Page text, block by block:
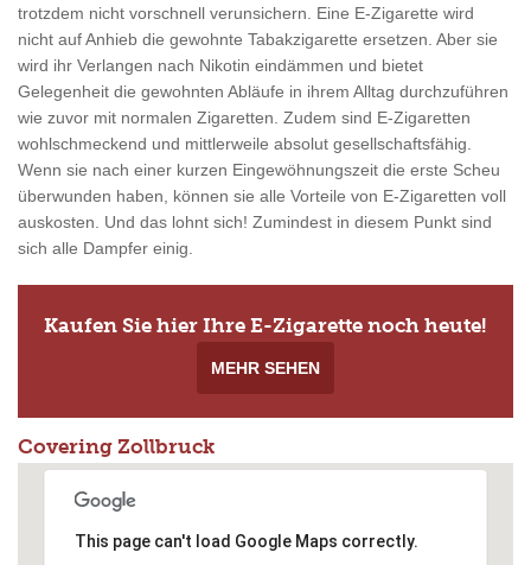
trotzdem nicht vorschnell verunsichern. Eine E-Zigarette wird
nicht auf Anhieb die gewohnte Tabakzigarette ersetzen. Aber sie
wird ihr Verlangen nach Nikotin eindämmen und bietet
Gelegenheit die gewohnten Abläufe in ihrem Alltag durchzuführen
wie zuvor mit normalen Zigaretten. Zudem sind E-Zigaretten
wohlschmeckend und mittlerweile absolut gesellschaftsfähig.
Wenn sie nach einer kurzen Eingewöhnungszeit die erste Scheu
überwunden haben, können sie alle Vorteile von E-Zigaretten voll
auskosten. Und das lohnt sich! Zumindest in diesem Punkt sind
sich alle Dampfer einig.
Kaufen Sie hier Ihre E-Zigarette noch heute!
MEHR SEHEN
Covering Zollbruck
This page can't load Google Maps correctly.